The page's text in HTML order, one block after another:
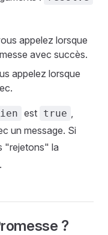
appelez lorsque
avec succès.
appelez lorsque
est true ,
un message. Si
"rejetons" la
?